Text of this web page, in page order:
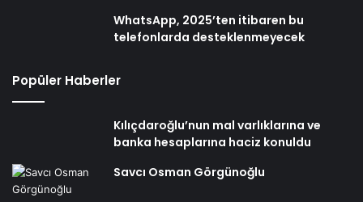
WhatsApp, 2025’ten itibaren bu
telefonlarda desteklenmeyecek
Popüler Haberler
Kılıçdaroğlu’nun mal varlıklarına ve
banka hesaplarına haciz konuldu
Savcı Osman Görgünoğlu